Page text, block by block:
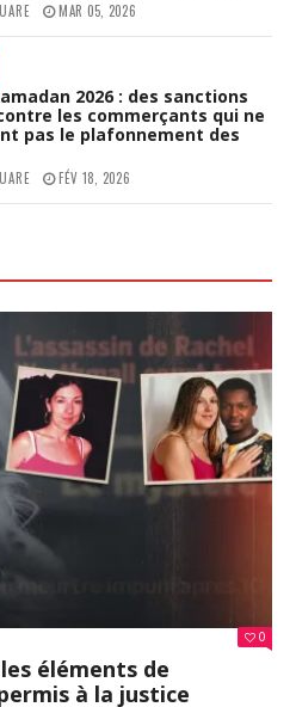
MAR 05, 2026
2026 : des sanctions
les commerçants qui ne
pas le plafonnement des
FÉV 18, 2026
0
éléments de
à la justice